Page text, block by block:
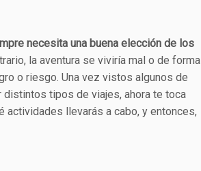
necesita una buena elección de los
la aventura se viviría mal o de forma
o riesgo. Una vez vistos algunos de
tipos de viajes, ahora te toca
actividades llevarás a cabo, y entonces,